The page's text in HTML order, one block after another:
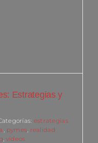
Estrategias y
estrategias
pymes realidad
vídeos